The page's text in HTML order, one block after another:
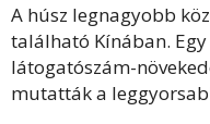
A húsz legnagyobb
található Kínában.
látogatószám-
mutatták a